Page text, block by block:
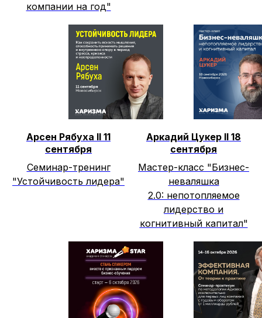
компании на год"
Арсен Рябуха II 11
сентября
Семинар-тренинг
"Устойчивость лидера"
Аркадий Цукер II 18
сентября
Мастер-класс "Бизнес-
неваляшка
2.0: непотопляемое
лидерство и
когнитивный капитал"